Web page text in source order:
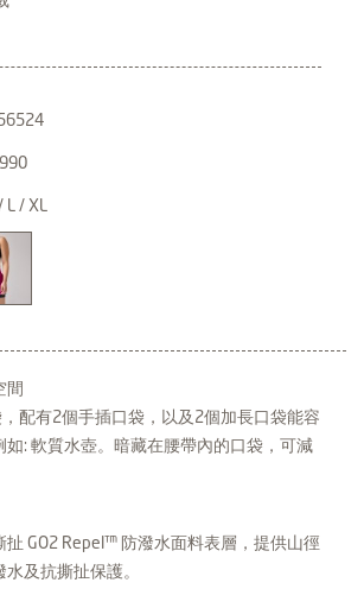
L / XL
間
配有2個手插口袋，以及2個加長口袋能容
如: 軟質水壺。暗藏在腰帶內的口袋，可減
扯 GO2 Repel™ 防潑水面料表層，提供山徑
及抗撕扯保護。